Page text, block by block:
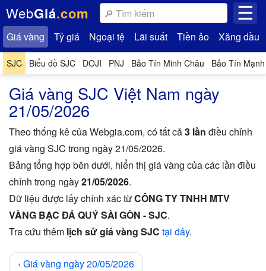
WebGiá.com ☰
Giá vàng Tỷ giá Ngoại tệ Lãi suất Tiền ảo Xăng dầu
SJC Biểu đồ SJC DOJI PNJ Bảo Tín Minh Châu Bảo Tín
Giá vàng SJC Việt Nam ngày
21/05/2026
Theo thống kê của Webgia.com, có tất cả3 lần điều chỉnh
giá vàng SJC trong ngày 21/05/2026.
Bảng tổng hợp bên dưới, hiển thị giá vàng của các lần điều
chỉnh trong ngày21/05/2026.
Dữ liệu được lấy chính xác từCÔNG TY TNHH MTV
VÀNG BẠC ĐÁ QUÝ SÀI GÒN - SJC.
Tra cứu thêm lịch sử giá vàng SJC tại đây.
‹ Giá vàng ngày 20/05/2026